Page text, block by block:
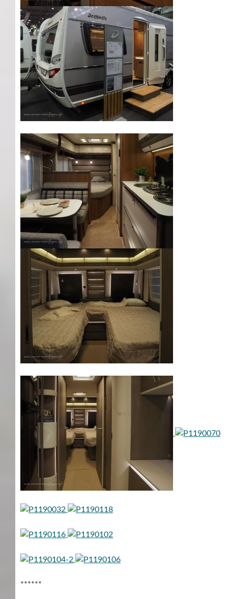
******